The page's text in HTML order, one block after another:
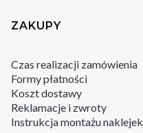
Linki w stopce
ZAKUPY
Czas realizacji zamówienia
Formy płatności
Koszt dostawy
Reklamacje i zwroty
Instrukcja montażu naklejek